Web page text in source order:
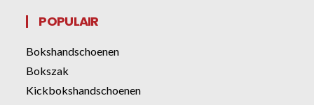
POPULAIR
Bokshandschoenen
Bokszak
Kickbokshandschoenen